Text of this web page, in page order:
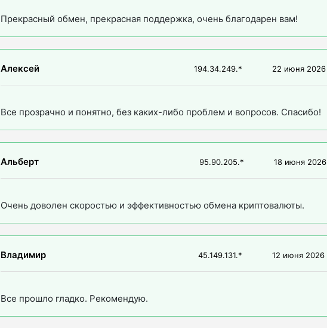
Прекрасный обмен, прекрасная поддержка, очень благодарен вам!
Алексей 194.34.249.* 22 июня 2026
Все прозрачно и понятно, без каких-либо проблем и вопросов. Спасибо!
Альберт 95.90.205.* 18 июня 2026
Очень доволен скоростью и эффективностью обмена криптовалюты.
Владимир 45.149.131.* 12 июня 2026
Все прошло гладко. Рекомендую.